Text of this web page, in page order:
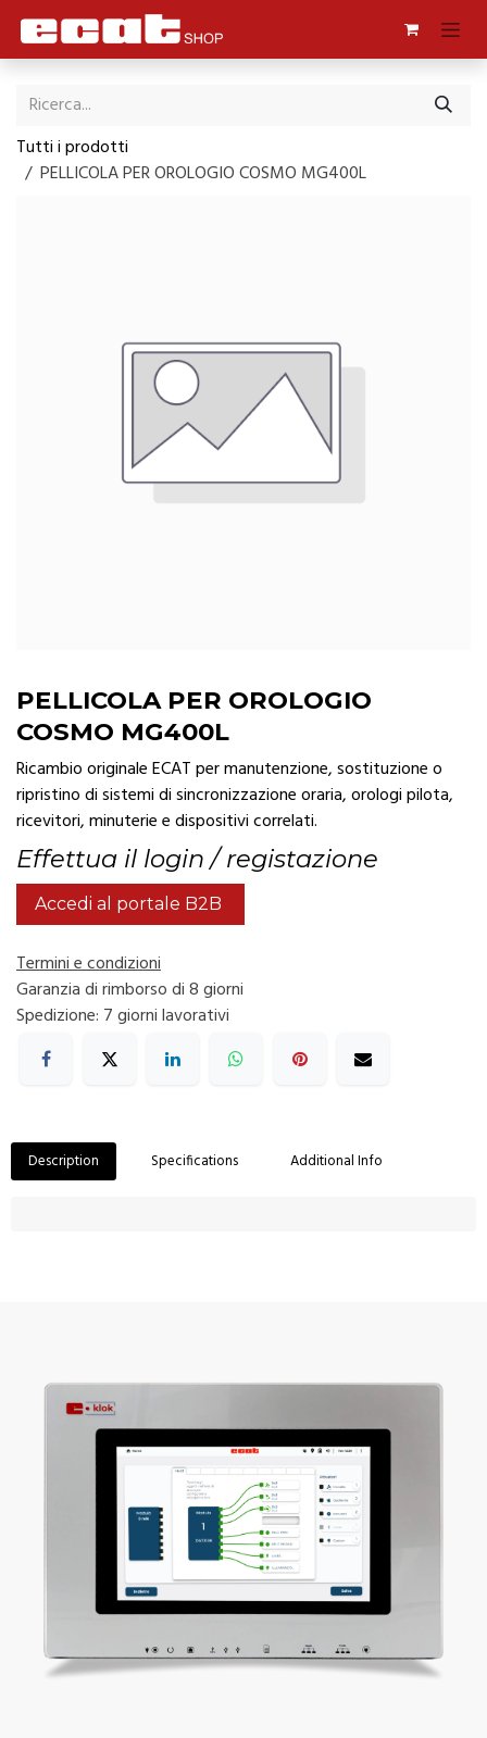
Passa al contenuto
Tutti i prodotti
PELLICOLA PER OROLOGIO COSMO MG400L
PELLICOLA PER OROLOGIO
COSMO MG400L
Ricambio originale ECAT per manutenzione, sostituzione o
ripristino di sistemi di sincronizzazione oraria, orologi pilota,
ricevitori, minuterie e dispositivi correlati.
Effettua il login / registazione
Accedi al portale B2B
Termini e condizioni
Garanzia di rimborso di 8 giorni
Spedizione: 7 giorni lavorativi
Description Specifications Additional Info